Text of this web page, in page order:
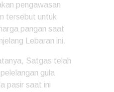
pengawasan
tersebut untuk
pangan saat
Lebaran ini.
Satgas telah
gula
pasir saat ini